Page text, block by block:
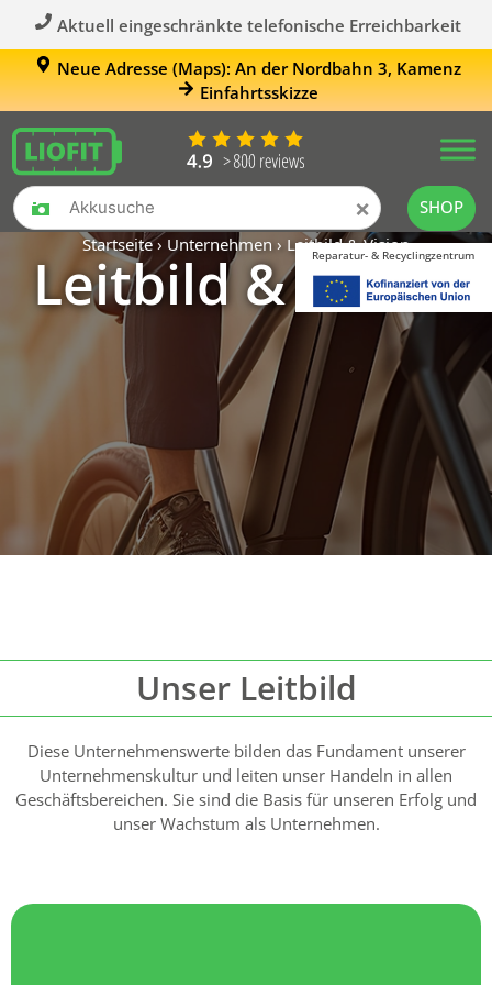
Aktuell eingeschränkte telefonische Erreichbarkeit
Neue Adresse (Maps): An der Nordbahn 3, Kamenz
Einfahrtsskizze
× SHOP
Reparatur- & Recyclingzentrum
Startseite › Unternehmen › Leitbild & Vision
Leitbild & Vision
Unser Leitbild
Diese Unternehmenswerte bilden das Fundament unserer
Unternehmenskultur und leiten unser Handeln in allen
Geschäftsbereichen. Sie sind die Basis für unseren Erfolg und
unser Wachstum als Unternehmen.